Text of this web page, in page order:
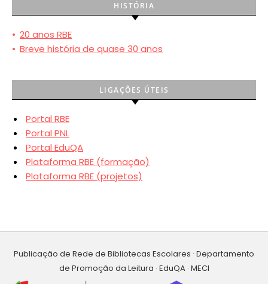
HISTÓRIA
• 20 anos RBE
• Breve história de quase 30 anos
LIGAÇÕES ÚTEIS
Portal RBE
Portal PNL
Portal EduQA
Plataforma RBE (formação)
Plataforma RBE (projetos)
Publicação de Rede de Bibliotecas Escolares · Departamento
de Promoção da Leitura · EduQA · MECI